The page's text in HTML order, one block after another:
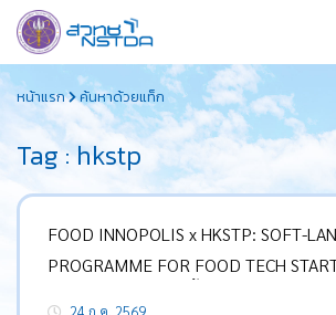
to
content
หน้าแรก ค้นหาด้วยแท็ก
Tag : hkstp
FOOD INNOPOLIS x HKSTP: SOFT-
PROGRAMME FOR FOOD TECH
24 ก.ค. 2569